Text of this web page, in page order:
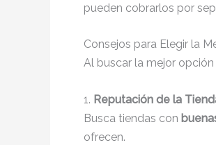
pueden cobrarlos por
Consejos para Elegir la
Al buscar la mejor opción
1. Reputación de la
Busca tiendas con
ofrecen.